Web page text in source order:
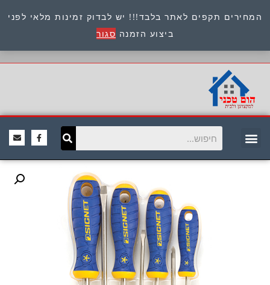
המחירים תקפים לאתר בלבד!!! יש לבדוק זמינות מלאי לפני
ביצוע הזמנה סגור
כתובת : היוזמים 9 אור יהודה שירות לקוחות 054-
8945722